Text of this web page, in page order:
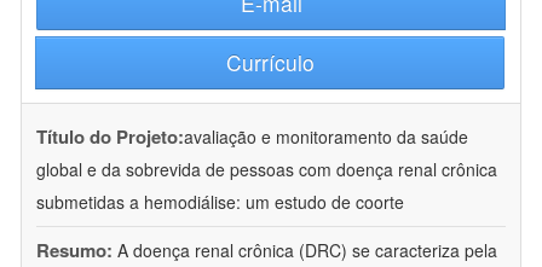
Currículo
Título do Projeto:avaliação e monitoramento da saúde
global e da sobrevida de pessoas com doença renal crônica
submetidas a hemodiálise: um estudo de coorte
Resumo: A doença renal crônica (DRC) se caracteriza pela